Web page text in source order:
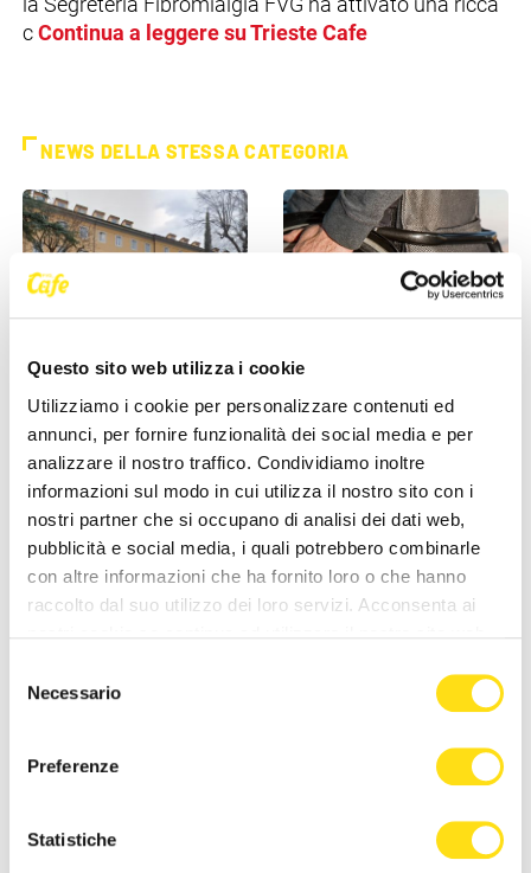
Questo sito web utilizza i cookie
Utilizziamo i cookie per personalizzare contenuti ed
annunci, per fornire funzionalità dei social media e per
analizzare il nostro traffico. Condividiamo inoltre
informazioni sul modo in cui utilizza il nostro sito con i
nostri partner che si occupano di analisi dei dati web,
pubblicità e social media, i quali potrebbero combinarle
con altre informazioni che ha fornito loro o che hanno
raccolto dal suo utilizzo dei loro servizi. Acconsenta ai
delNecessario
Preferenze
Statistiche
c Continua a leggere su Trieste Cafe
NEWS DELLA STESSA CATEGORIA
Malattie della pelle, ASUGI
introduce la “biopsia
virtuale”: esami più [...]
26 Maggio 2026
Invalidità civile, dal 1° giugno
cambia tutto per gli over 70:
tornano le [...]
25 Maggio 2026
ASUGI INFORMA
medico di Katja Lavrenčič
Trieste, intervento record a
Cattinara: ricostruito mezzo